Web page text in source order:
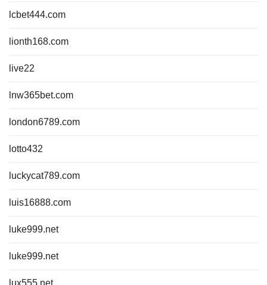
lcbet444.com
lionth168.com
live22
lnw365bet.com
london6789.com
lotto432
luckycat789.com
luis16888.com
luke999.net
luke999.net
lux555.net